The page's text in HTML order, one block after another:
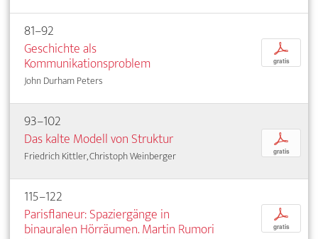
81–92
Geschichte als
Kommunikationsproblem
John Durham Peters
p
gratis
93–102
Das kalte Modell von Struktur
Friedrich Kittler, Christoph Weinberger
p
gratis
115–122
Parisflaneur: Spaziergänge in
binauralen Hörräumen. Martin Rumori
p
gratis